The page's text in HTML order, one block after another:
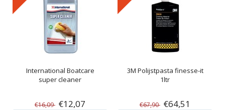
International Boatcare
super cleaner
€16,09 €12,07
3M Polijstpasta finesse-it
1ltr
€67,90 €64,51